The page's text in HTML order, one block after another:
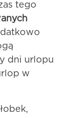
tego
dni urlopu
w